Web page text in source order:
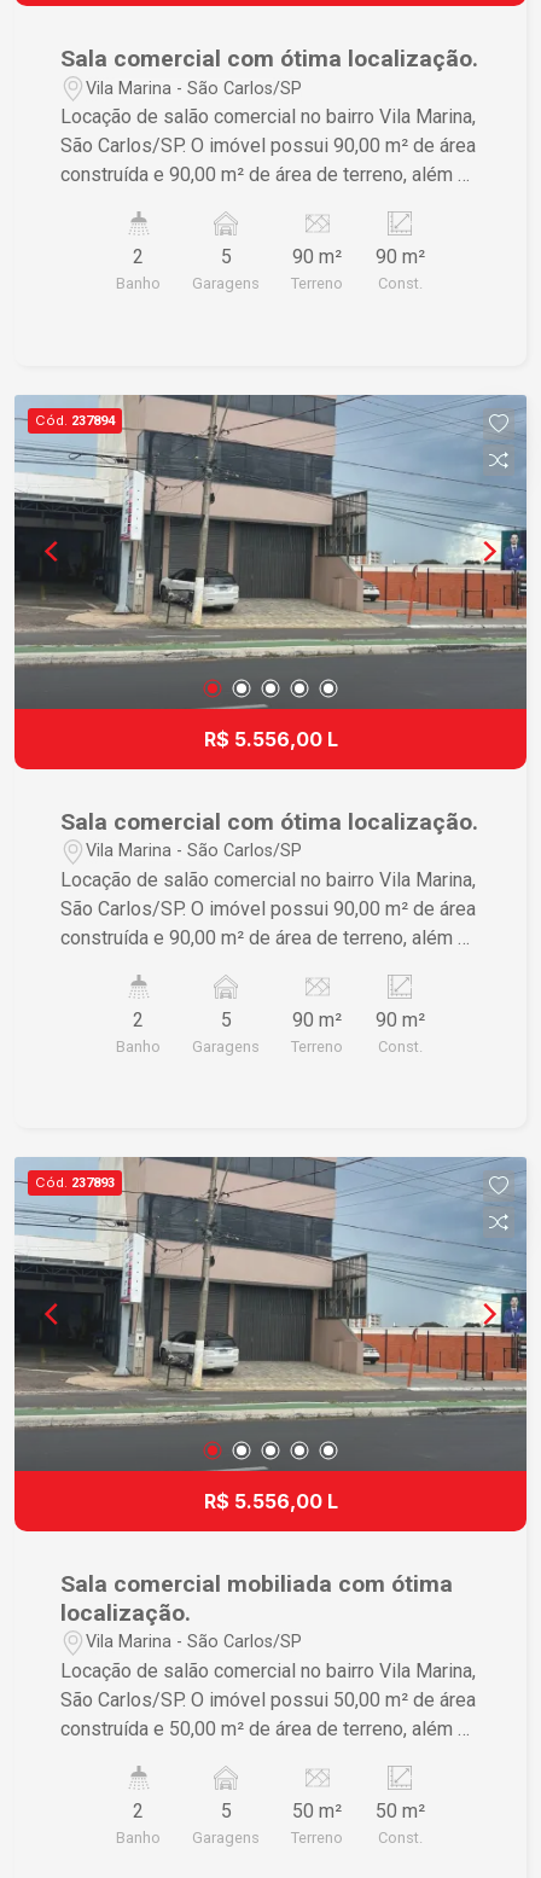
Sala comercial com ótima localização.
Vila Marina - São Carlos/SP
Locação de salão comercial no bairro Vila Marina,
São Carlos/SP. O imóvel possui 90,00 m² de área
construída e 90,00 m² de área de terreno, além de
para quem busca um espaço bem localizado para
o seu negócio. Para mais informações, entre em
contato. IPTU, SAAE e CPFL rateado.
2
Banho
5
Garagens
90 m²
Terreno
90 m²
Const.
Cód. 237894
R$ 5.556,00 L
Sala comercial com ótima localização.
Vila Marina - São Carlos/SP
Locação de salão comercial no bairro Vila Marina,
São Carlos/SP. O imóvel possui 90,00 m² de área
construída e 90,00 m² de área de terreno, além de
para quem busca um espaço bem localizado para
o seu negócio. Para mais informações, entre em
contato. IPTU, SAAE e CPFL rateado.
2
Banho
5
Garagens
90 m²
Terreno
90 m²
Const.
Cód. 237893
R$ 5.556,00 L
Sala comercial mobiliada com ótima
localização.
Vila Marina - São Carlos/SP
Locação de salão comercial no bairro Vila Marina,
São Carlos/SP. O imóvel possui 50,00 m² de área
construída e 50,00 m² de área de terreno, além de
para quem busca um espaço bem localizado para
o seu negócio. Para mais informações, entre em
contato. IPTU, SAAE e CPFL rateado.
2
Banho
5
Garagens
50 m²
Terreno
50 m²
Const.